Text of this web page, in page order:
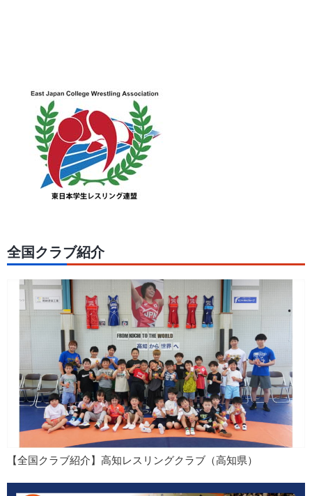
全国クラブ紹介
【全国クラブ紹介】高知レスリングクラブ（高知県）